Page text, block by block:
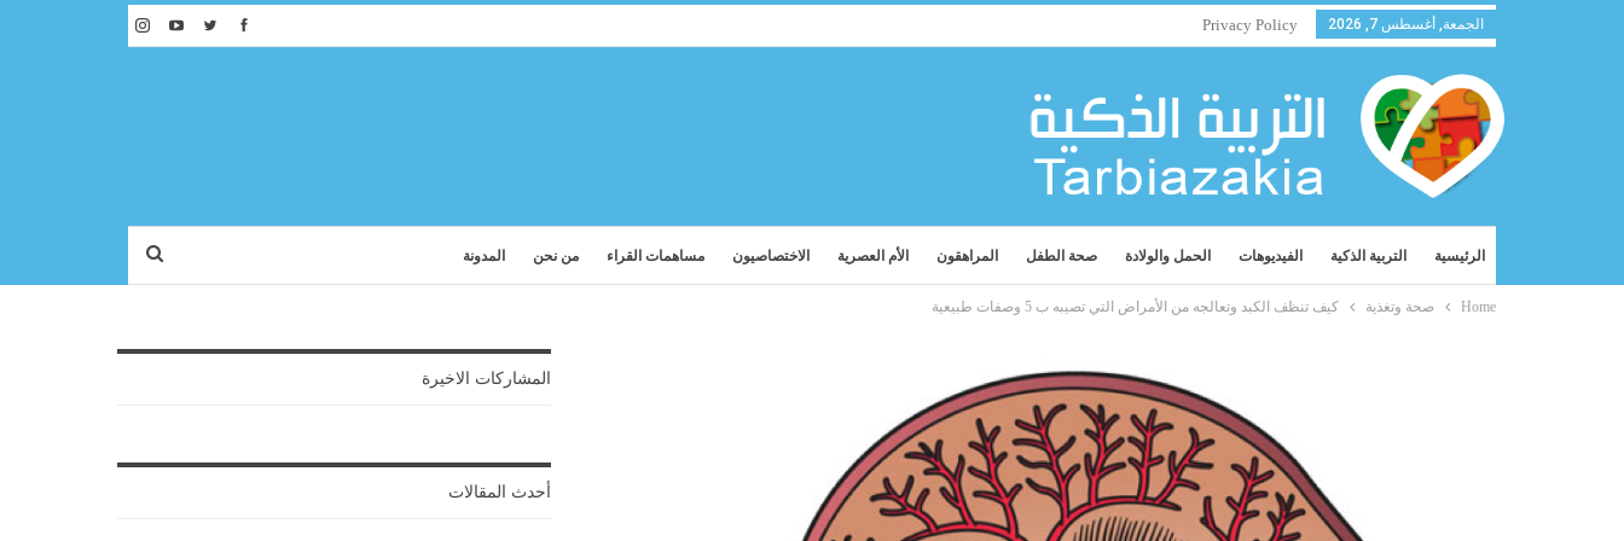
الجمعة, أغسطس 7, 2026 Privacy Policy
الرئيسية التربية الذكية الفيديوهات الحمل والولادة صحة الطفل المراهقون الأم العصرية الاختصاصيون مساهمات القراء من نحن المدونة
Home صحة وتغذية كيف تنظف الكبد وتعالجه من الأمراض التي تصيبه ب 5 وصفات طبيعية
المشاركات الاخيرة
أحدث المقالات